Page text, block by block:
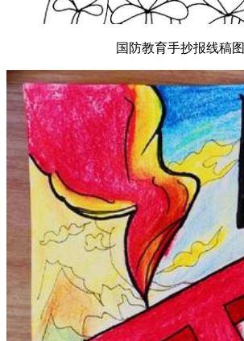
国防教育手抄报线稿图